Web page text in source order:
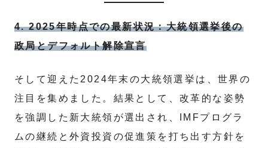
4. 2025年時点での最新状況：大統領選挙後の
政局とデフォルト解除宣言
そして迎えた2024年末の大統領選挙は、世界の
注目を集めました。結果として、改革的な姿勢
を強調した新大統領が選出され、IMFプログラ
ムの継続と外資投資の促進策を打ち出す方針を